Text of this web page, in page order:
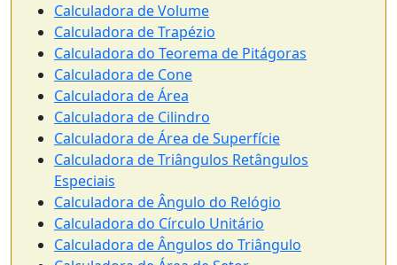
Calculadora de Volume
Calculadora de Trapézio
Calculadora do Teorema de Pitágoras
Calculadora de Cone
Calculadora de Área
Calculadora de Cilindro
Calculadora de Área de Superfície
Calculadora de Triângulos Retângulos
Especiais
Calculadora de Ângulo do Relógio
Calculadora do Círculo Unitário
Calculadora de Ângulos do Triângulo